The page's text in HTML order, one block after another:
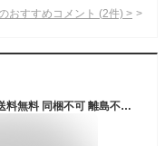
おすすめコメント (2件) >
100%有機肥料 デリシャス有機15kg 〜送料無料 同梱不可 離島不可 花 野菜 果樹 花木 ペレット肥料